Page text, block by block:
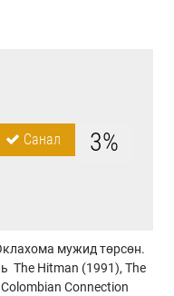
Санал 3%
мужид төрсөн.
The Hitman (1991), The
Connection